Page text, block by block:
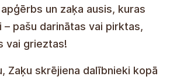
un zaķa ausis, kuras
pašu darinātas vai pirktas,
vai grieztas!
Zaķu skrējiena dalībnieki kopā